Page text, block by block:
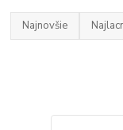
Najnovšie